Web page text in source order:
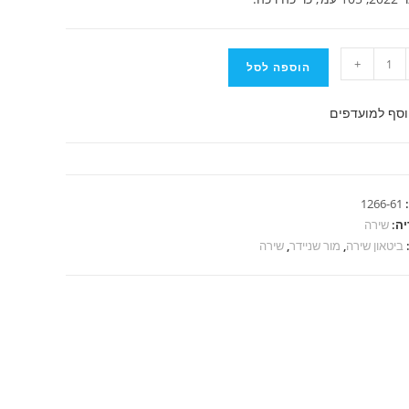
+ הוספה לסל
למועדפים
1266-61
שירה
ביטאון שירה, מור שניידר,שירה